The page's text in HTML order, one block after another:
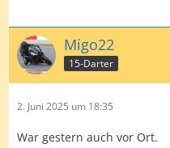
Migo22
15-Darter
2. Juni 2025 um 18:35
War gestern auch vor Ort.